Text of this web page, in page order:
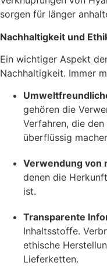
sorgen für länger
Nachhaltigkeit und
Ein wichtiger Aspekt
Nachhaltigkeit. Immer
gehören die
Verfahren, die
überflüssig
Verwendung von
denen die
ist.
Transparente
Inhaltsstoffe.
ethische
Lieferketten.